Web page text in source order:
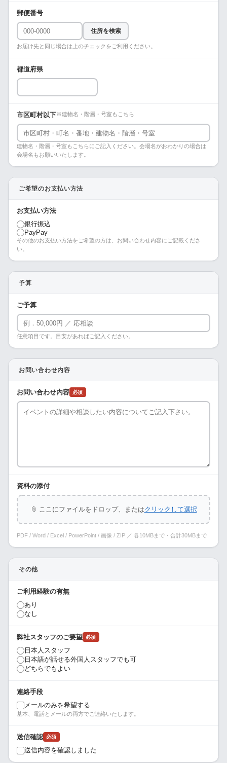
郵便番号
住所を検索
お届け先と同じ場合は上のチェックをご利用ください。
都道府県
市区町村以下※建物名・階層・号室もこちら
建物名・階層・号室もこちらにご記入ください。会場名がおわかりの場合は
会場名もお願いいたします。
ご希望のお支払い方法
お支払い方法
銀行振込
PayPay
その他のお支払い方法をご希望の方は、お問い合わせ内容にご記載くださ
い。
予算
ご予算
任意項目です。目安があればご記入ください。
お問い合わせ内容
お問い合わせ内容 必須
資料の添付
📎 ここにファイルをドロップ、またはクリックして選択
PDF / Word / Excel / PowerPoint / 画像 / ZIP ／ 各10MBまで・合計30MBまで
その他
ご利用経験の有無
あり
なし
弊社スタッフのご要望 必須
日本人スタッフ
日本語が話せる外国人スタッフでも可
どちらでもよい
連絡手段
メールのみを希望する
基本、電話とメールの両方でご連絡いたします。
送信確認 必須
送信内容を確認しました